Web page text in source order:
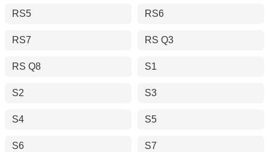
RS5 RS6
RS7 RS Q3
RS Q8 S1
S2 S3
S4 S5
S6 S7